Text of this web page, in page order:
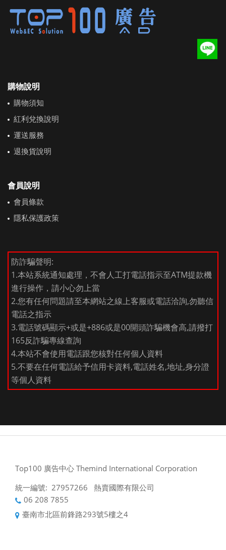
購物說明
購物須知
紅利兌換說明
運送服務
退換貨說明
會員說明
會員條款
隱私保護政策
防詐騙聲明:
1.本站系統通知處理，不會人工打電話指示至ATM提款機
進行操作，請小心勿上當
2.您有任何問題請至本網站之線上客服或電話洽詢,勿聽信
電話之指示
3.電話號碼顯示+或是+886或是00開頭詐騙機會高,請撥打
165反詐騙專線查詢
4.本站不會使用電話跟您核對任何個人資料
5.不要在任何電話給予信用卡資料,電話姓名,地址,身分證
等個人資料
Top100 廣告中心 Themind International Corporation
統一編號: 27957266 熱賣國際有限公司
06 208 7855
臺南市北區前鋒路293號5樓之4